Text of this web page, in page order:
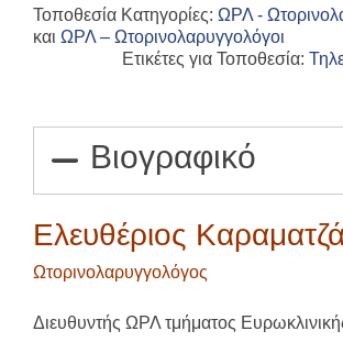
Τοποθεσία Κατηγορίες: ΩΡΛ -
και ΩΡΛ – Ωτορινολαρυγγολόγοι
Ετικέτες για Τοποθεσία:
Βιογραφικό
Ελευθέριος
Ωτορινολαρυγγολόγος
Διευθυντής ΩΡΛ τμήματος